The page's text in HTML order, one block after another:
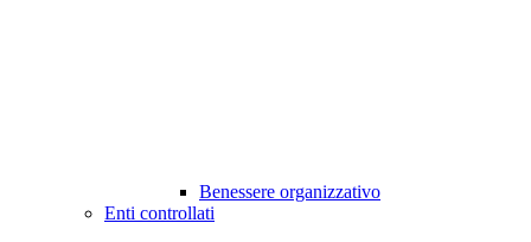
Benessere organizzativo
Enti controllati